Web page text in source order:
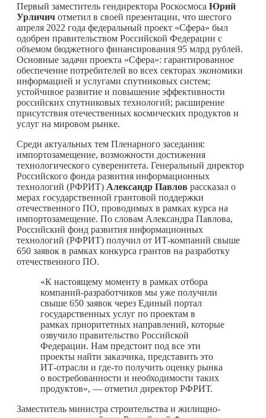
Первый заместитель гендиректора Роскосмоса Юрий
Урличич отметил в своей презентации, что шестого
апреля 2022 года федеральный проект «Сфера» был
одобрен правительством Российской Федерации с
объемом бюджетного финансирования 95 млрд рублей.
Основные задачи проекта «Сфера»: гарантированное
обеспечение потребителей во всех секторах экономики
информацией и услугами спутниковых систем;
устойчивое развитие и повышение эффективности
российских спутниковых технологий; расширение
присутствия отечественных космических продуктов и
услуг на мировом рынке.
Среди актуальных тем Пленарного заседания:
импортозамещение, возможности достижения
технологического суверенитета. Генеральный директор
Российского фонда развития информационных
технологий (РФРИТ) Александр Павлов рассказал о
мерах государственной грантовой поддержки
отечественного ПО, проводимых в рамках курса на
импортозамещение. По словам Александра Павлова,
Российский фонд развития информационных
технологий (РФРИТ) получил от ИТ-компаний свыше
650 заявок в рамках конкурса грантов на разработку
отечественного ПО.
«К настоящему моменту в рамках отбора
компаний-разработчиков мы уже получили
свыше 650 заявок через Единый портал
государственных услуг по проектам в
рамках приоритетных направлений, которые
озвучило правительство Российской
Федерации. Нам предстоит под все эти
проекты найти заказчика, представить это
ИТ-отрасли и где-то получить оценку рынка
о востребованности и необходимости таких
продуктов», — отметил директор РФРИТ.
Заместитель министра строительства и жилищно-